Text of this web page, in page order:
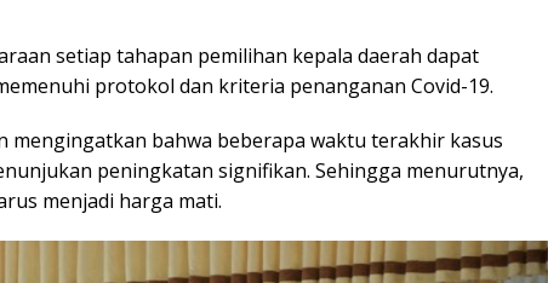
setiap tahapan pemilihan kepala daerah dapat
protokol dan kriteria penanganan Covid-19.
mengingatkan bahwa beberapa waktu terakhir kasus
peningkatan signifikan. Sehingga menurutnya,
menjadi harga mati.